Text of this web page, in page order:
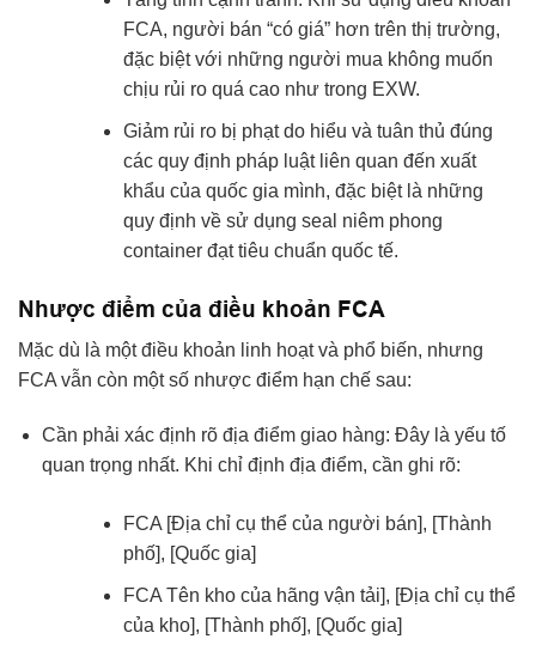
FCA, người bán “có giá” hơn trên thị trường,
đặc biệt với những người mua không muốn
chịu rủi ro quá cao như trong EXW.
Giảm rủi ro bị phạt do hiểu và tuân thủ đúng
các quy định pháp luật liên quan đến xuất
khẩu của quốc gia mình, đặc biệt là những
quy định về sử dụng seal niêm phong
container đạt tiêu chuẩn quốc tế.
Nhược điểm của điều khoản FCA
Mặc dù là một điều khoản linh hoạt và phổ biến, nhưng
FCA vẫn còn một số nhược điểm hạn chế sau:
Cần phải xác định rõ địa điểm giao hàng: Đây là yếu tố
quan trọng nhất. Khi chỉ định địa điểm, cần ghi rõ:
FCA [Địa chỉ cụ thể của người bán], [Thành
phố], [Quốc gia]
FCA Tên kho của hãng vận tải], [Địa chỉ cụ thể
của kho], [Thành phố], [Quốc gia]